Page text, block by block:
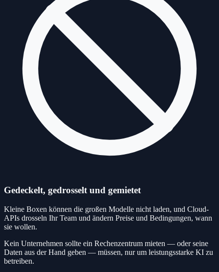
Gedeckelt, gedrosselt und gemietet
Kleine Boxen können die großen Modelle nicht laden, und Cloud-
APIs drosseln Ihr Team und ändern Preise und Bedingungen, wann
sie wollen.
Kein Unternehmen sollte ein Rechenzentrum mieten — oder seine
Daten aus der Hand geben — müssen, nur um leistungsstarke KI zu
betreiben.